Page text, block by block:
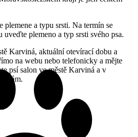
plemene a typu srsti. Na termín se
uveďte plemeno a typ srsti svého psa.
Karviná, aktuální otevírací dobu a
na webu nebo telefonicky a mějte
psí salon ve městě Karviná a v
nám.